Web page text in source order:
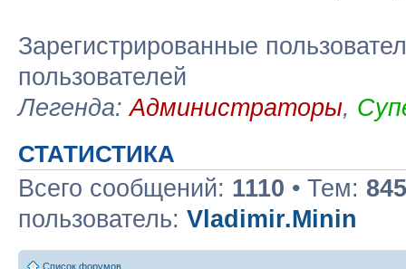
Зарегистрированные
пользователей
Легенда:Администраторы,
СТАТИСТИКА
Всего сообщений: 1110 • Тем: 845
пользователь: Vladimir.Minin
Список форумов